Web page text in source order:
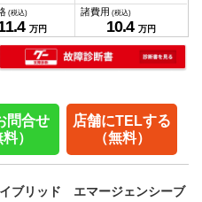
(税込)
4 万円
諸費用 (税込)
10.4 万円
問合せ
料）
店舗にTELする
（無料）
ブリッド エマージェンシーブ